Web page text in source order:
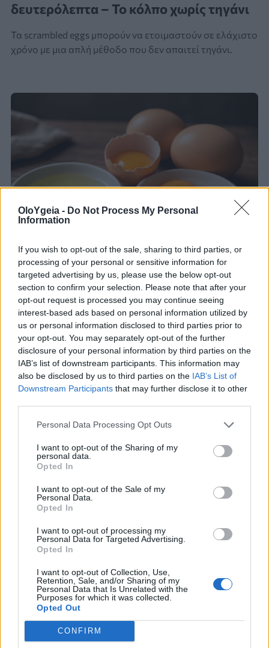
OloYgeia - Do Not Process My Personal
Information
If you wish to opt-out of the sale, sharing to third parties, or
processing of your personal or sensitive information for
targeted advertising by us, please use the below opt-out
section to confirm your selection. Please note that after your
opt-out request is processed you may continue seeing
interest-based ads based on personal information utilized by
us or personal information disclosed to third parties prior to
your opt-out. You may separately opt-out of the further
disclosure of your personal information by third parties on the
IAB’s list of downstream participants. This information may
also be disclosed by us to third parties on the IAB’s List of
Downstream Participants that may further disclose it to other
Personal Data Processing Opt Outs
I want to opt-out of the Sharing of my
personal data.
Opted In
I want to opt-out of the Sale of my
Personal Data.
Opted In
I want to opt-out of processing my
Personal Data for Targeted Advertising.
Opted In
I want to opt-out of Collection, Use,
Retention, Sale, and/or Sharing of my
Personal Data that Is Unrelated with the
Purposes for which it was collected.
Opted Out
CONFIRM
δευτερόλεπτα – Το κόλπο χωρίς τηγάνι
Τα scrambled eggs μπορούν να ετοιμαστούν σε ελάχιστο
χρόνο με μια απλή μέθοδο που δεν απαιτεί τηγάνι.
ΤΙ ΛΕΕΙ ΕΙΔΙΚΟΣ
Απώλεια βάρους: Πρέπει να τρώμε
ασπράδια ή ολόκληρα αυγά; Τι
συμβουλεύουν οι ειδικοί
Ασπράδια ή ολόκληρα αυγά; Ποια επιλογή είναι
καλύτερη για απώλεια βάρους; Οι ειδικοί εξηγούν τι
HACK